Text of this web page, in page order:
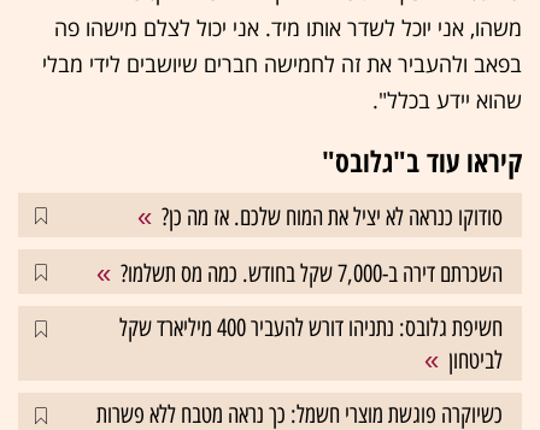
משהו, אני יוכל לשדר אותו מיד. אני יכול לצלם מישהו פה
בפאב ולהעביר את זה לחמישה חברים שיושבים לידי מבלי
שהוא יידע בכלל".
קיראו עוד ב"גלובס"
סודוקו כנראה לא יציל את המוח שלכם. אז מה כן?
השכרתם דירה ב-7,000 שקל בחודש. כמה מס תשלמו?
חשיפת גלובס: נתניהו דורש להעביר 400 מיליארד שקל
לביטחון
כשיוקרה פוגשת מוצרי חשמל: כך נראה מטבח ללא פשרות